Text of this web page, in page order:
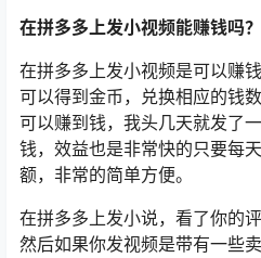
在拼多多上发小视频能赚钱吗？
在拼多多上发小视频是可以赚
可以得到金币，兑换相应的钱
可以赚到钱，我头几天就发了
钱，效益也是非常快的只要每
额，非常的简单方便。
在拼多多上发小说，看了你的
然后如果你发视频是带有一些